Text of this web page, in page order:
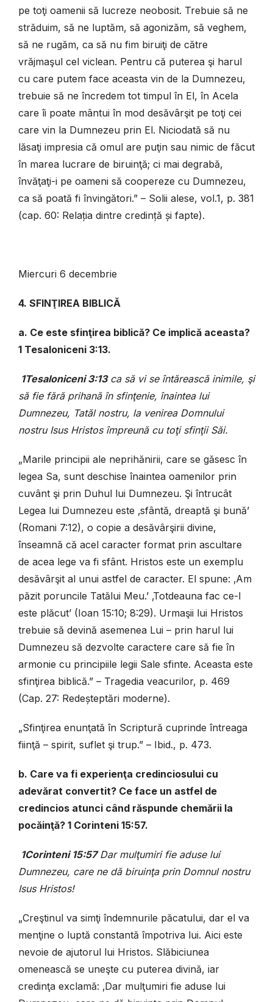
pe toţi oamenii să lucreze neobosit. Trebuie să ne
străduim, să ne luptăm, să agonizăm, să veghem,
să ne rugăm, ca să nu fim biruiţi de către
vrăjmaşul cel viclean. Pentru că puterea şi harul
cu care putem face aceasta vin de la Dumnezeu,
trebuie să ne încredem tot timpul în El, în Acela
care îi poate mântui în mod desăvârşit pe toţi cei
care vin la Dumnezeu prin El. Niciodată să nu
lăsaţi impresia că omul are puţin sau nimic de făcut
în marea lucrare de biruinţă; ci mai degrabă,
învăţaţi-i pe oameni să coopereze cu Dumnezeu,
ca să poată fi învingători.” – Solii alese, vol.1, p. 381
(cap. 60: Relația dintre credință și fapte).
Miercuri 6 decembrie
4. SFINŢIREA BIBLICĂ
a. Ce este sfinţirea biblică? Ce implică aceasta?
1 Tesaloniceni 3:13.
1Tesaloniceni 3:13ca să vi se întărească inimile, şi
să fie fără prihană în sfinţenie, înaintea lui
Dumnezeu, Tatăl nostru, la venirea Domnului
nostru Isus Hristos împreună cu toţi sfinţii Săi.
„Marile principii ale neprihănirii, care se găsesc în
legea Sa, sunt deschise înaintea oamenilor prin
cuvânt şi prin Duhul lui Dumnezeu. Şi întrucât
Legea lui Dumnezeu este ‚sfântă, dreaptă şi bună’
(Romani 7:12), o copie a desăvârşirii divine,
înseamnă că acel caracter format prin ascultare
de acea lege va fi sfânt. Hristos este un exemplu
desăvârşit al unui astfel de caracter. El spune: ‚Am
păzit poruncile Tatălui Meu.’ ‚Totdeauna fac ce-I
este plăcut’ (Ioan 15:10; 8:29). Urmaşii lui Hristos
trebuie să devină asemenea Lui – prin harul lui
Dumnezeu să dezvolte caractere care să fie în
armonie cu principiile legii Sale sfinte. Aceasta este
sfinţirea biblică.” – Tragedia veacurilor, p. 469
(Cap. 27: Redeșteptări moderne).
„Sfinţirea enunţată în Scriptură cuprinde întreaga
fiinţă – spirit, suflet şi trup.” – Ibid., p. 473.
b. Care va fi experienţa credinciosului cu
adevărat convertit? Ce face un astfel de
credincios atunci când răspunde chemării la
pocăinţă? 1 Corinteni 15:57.
1Corinteni 15:57Dar mulţumiri fie aduse lui
Dumnezeu, care ne dă biruinţa prin Domnul nostru
Isus Hristos!
„Creştinul va simţi îndemnurile păcatului, dar el va
menţine o luptă constantă împotriva lui. Aici este
nevoie de ajutorul lui Hristos. Slăbiciunea
omenească se uneşte cu puterea divină, iar
credinţa exclamă: ‚Dar mulţumiri fie aduse lui